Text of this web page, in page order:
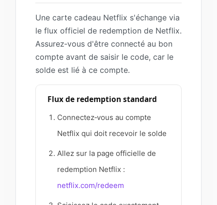
Une carte cadeau Netflix s'échange via
le flux officiel de redemption de Netflix.
Assurez‑vous d'être connecté au bon
compte avant de saisir le code, car le
solde est lié à ce compte.
Flux de redemption standard
Connectez‑vous au compte
Netflix qui doit recevoir le solde
Allez sur la page officielle de
redemption Netflix :
netflix.com/redeem